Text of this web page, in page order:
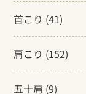
首こり (41)
肩こり (152)
五十肩 (9)